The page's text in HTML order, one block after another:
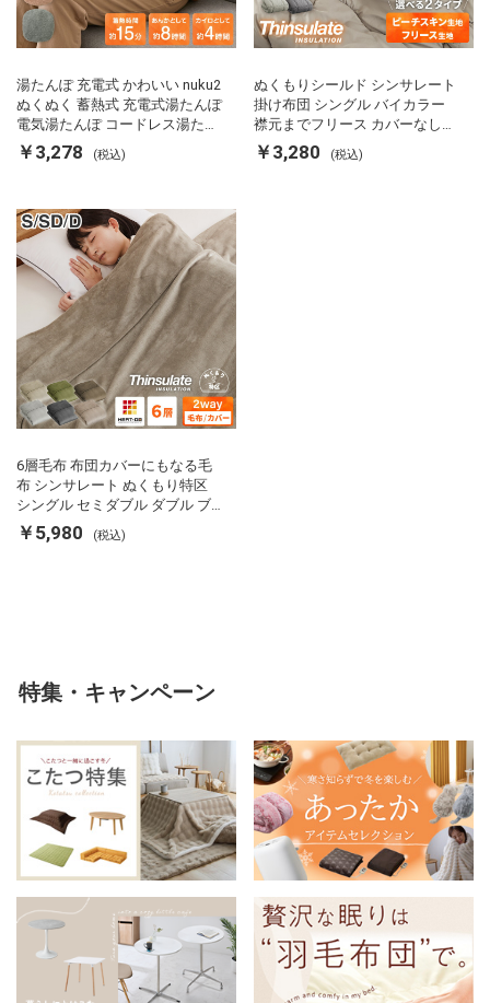
湯たんぽ 充電式 かわいい nuku2
ぬくぬく 蓄熱式 充電式湯たんぽ
電気湯たんぽ コードレス湯たん
ぽ エコ 節電 節約 省エネ 充電式
エコ電気あんか EWT-2143 スリ
￥3,278 (税込)
ぬくもりシールド シンサレート
掛け布団 シングル バイカラー
襟元までフリース カバーなしで
使える 軽い 丸洗い 断熱 保温 抗
菌防臭 洗える 防ダニ 軽量 ホコ
￥3,280 (税込)
6層毛布 布団カバーにもなる毛
布 シンサレート ぬくもり特区
シングル セミダブル ダブル ブ
ランケット 掛け布団カバー フラ
ンネル 保温 蓄熱 吸湿 発熱 断熱
￥5,980 (税込)
特集・キャンペーン